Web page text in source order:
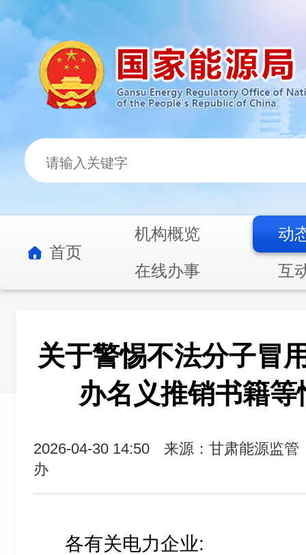
首页
机构概览
动
在线办事
互
关于警惕不法分子冒
办名义推销书籍
2026-04-30 14:50
来源：甘肃能源监管
办
各有关电力企业: